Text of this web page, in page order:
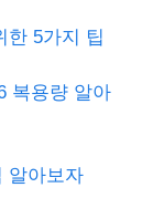
한 5가지 팁
복용량 알아
알아보자